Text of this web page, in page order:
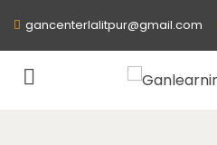
gancenterlalitpur@gmail.com